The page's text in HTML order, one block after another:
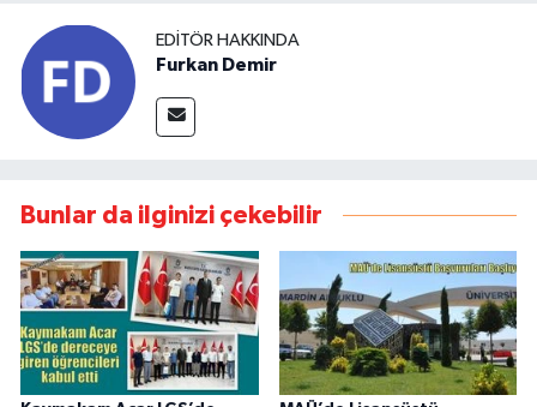
EDITÖR HAKKINDA
Furkan Demir
Bunlar da ilginizi çekebilir